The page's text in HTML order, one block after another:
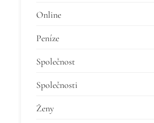
Online
Peníze
Společnost
Společnosti
Ženy